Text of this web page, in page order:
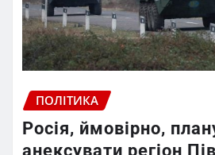
ПОЛІТИКА
Росія, ймовірно,
анексувати регіон